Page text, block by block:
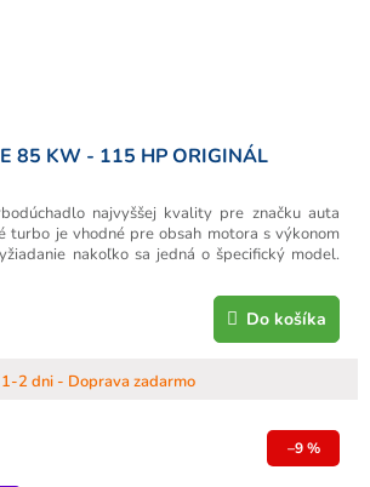
85 KW - 115 HP ORIGINÁL
1-2 dni - Doprava zadarmo
Do košíka
najvyššej kvality pre značku auta
turbo je vhodné pre obsah motora s výkonom
nakoľko sa jedná o špecifický model.
–9 %